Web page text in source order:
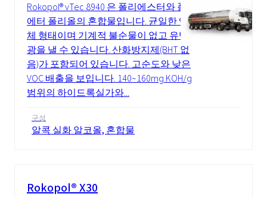
Rokopol® vTec 8940 은 폴리에스터와 폴리
에터 폴리올의 혼합물입니다. 균일한 액
체 형태이며 기계적 불순물이 없고 유백
광을 낼 수 있습니다. 산화방지제(BHT 없
음)가 포함되어 있습니다. 고순도와 낮은
VOC 배출을 보입니다. 140~160mg KOH/g
범위의 하이드록실가와...
구성
알콕 실화 알코올, 혼합물
Rokopol® X30